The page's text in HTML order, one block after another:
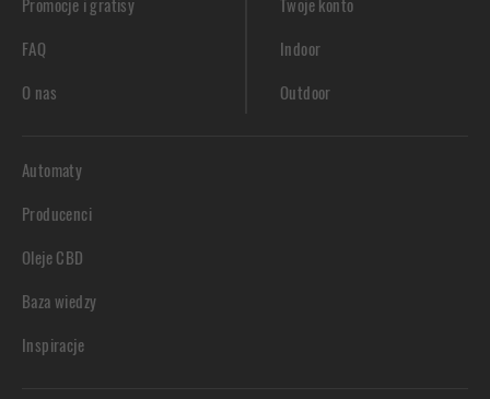
FAQ
O nas
Indoor
Outdoor
Automaty
Producenci
Oleje CBD
Baza wiedzy
Inspiracje